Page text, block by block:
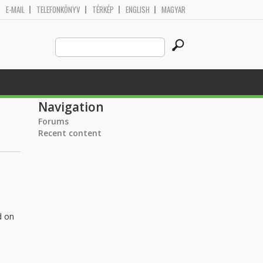
E-MAIL TELEFONKÖNYV TÉRKÉP ENGLISH MAGYAR
Search
this
site
on
Navigation
Forums
Recent content